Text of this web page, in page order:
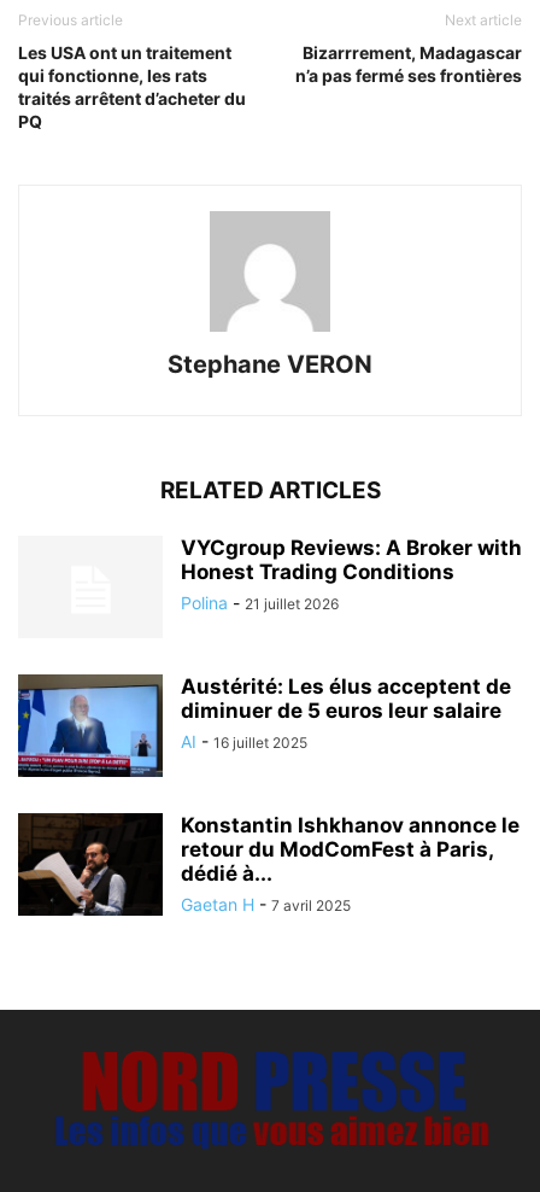
Previous article
Les USA ont un traitement
qui fonctionne, les rats
traités arrêtent d’acheter du
PQ
Next article
Bizarrrement, Madagascar
n’a pas fermé ses frontières
Stephane VERON
RELATED ARTICLES
VYCgroup Reviews: A Broker with
Honest Trading Conditions
Polina - 21 juillet 2026
Austérité: Les élus acceptent de
diminuer de 5 euros leur salaire
AI - 16 juillet 2025
Konstantin Ishkhanov annonce le
retour du ModComFest à Paris,
dédié à...
Gaetan H - 7 avril 2025